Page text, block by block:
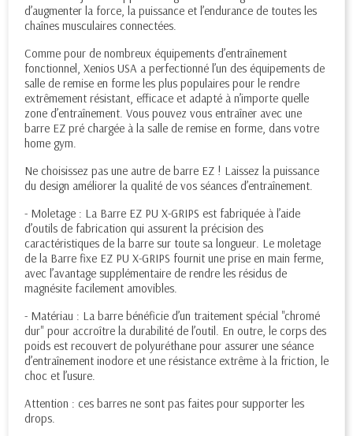
d’augmenter la force, la puissance et l’endurance de toutes les
chaînes musculaires connectées.
Comme pour de nombreux équipements d’entraînement
fonctionnel, Xenios USA a perfectionné l’un des équipements de
salle de remise en forme les plus populaires pour le rendre
extrêmement résistant, efficace et adapté à n’importe quelle
zone d’entraînement. Vous pouvez vous entraîner avec une
barre EZ pré chargée à la salle de remise en forme, dans votre
home gym.
Ne choisissez pas une autre de barre EZ ! Laissez la puissance
du design améliorer la qualité de vos séances d’entraînement.
- Moletage : La Barre EZ PU X-GRIPS est fabriquée à l’aide
d’outils de fabrication qui assurent la précision des
caractéristiques de la barre sur toute sa longueur. Le moletage
de la Barre fixe EZ PU X-GRIPS fournit une prise en main ferme,
avec l’avantage supplémentaire de rendre les résidus de
magnésite facilement amovibles.
- Matériau : La barre bénéficie d’un traitement spécial "chromé
dur" pour accroître la durabilité de l’outil. En outre, le corps des
poids est recouvert de polyuréthane pour assurer une séance
d’entraînement inodore et une résistance extrême à la friction, le
choc et l’usure.
Attention : ces barres ne sont pas faites pour supporter les
drops.